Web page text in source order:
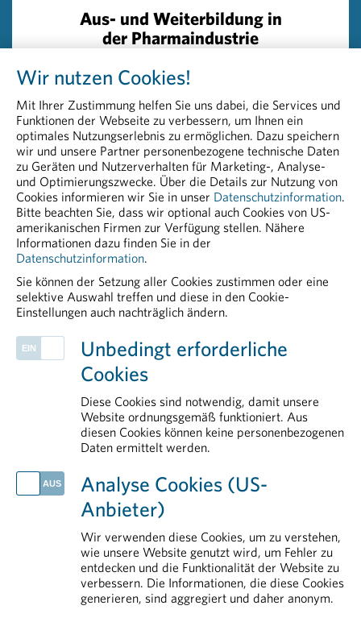
pharmazeutischer Industrie ist essenziell, um
medizinischen und gesellschaftlichen Fortschritt zu
gewährleisten. „Wir freuen uns, gemeinsam mit Herrn
Szekeres und der Österreichischen Ärztekammer die
Lebensqualität der heimischen Bevölkerung weiter zu
verbessern und das Gesundheitswesen nachhaltig
weiterzuentwickeln“, so Munte weiter.
Die Pharmig sendet zudem Glückwünsche an die
Vizepräsidenten Dr. Herwig Lindner, Dr. Johannes
Steinhart und Dr. Harald Mayer.
Klinische Forschung
Patient Advocacy
Plasmaproteine
Public Affairs und Market Access
Legal & Compliance
Europas klinische Forschung steht unter Druck
PHARMIG Facts & Figures 2026
Zollpolitik gefährdet Medikamentenversorgung und Standort
Life Sciences in Österreich: Der Standort braucht Rückenwind
IM DETAIL
Aus- und Weiterbildung in
der Pharmaindustrie
Die PHARMIG Academy bietet
Pharma- und Life-Sciences-
Branche in Österreich. Im Fokus
stehen Kurse und Lehrgänge für
Fach- und Führungskräfte der
Industrie.
Der zweitägige englischsprachige
Kurs„Foundations of Drug Safety
and Pharmacovigilance“bietet
einen praxisnahen Einstieg in die
Arzneimittelsicherheit und
Pharmakovigilanz – ideal für
Fachkräfte im Bereich PV und
angrenzenden Funktionen.
>> Details und Anmeldung:
Foundations of Drug Safety and
Wir nutzen Cookies!
Mit Ihrer Zustimmung helfen Sie uns dabei, die Services und
Funktionen der Webseite zu verbessern, um Ihnen ein
optimales Nutzungserlebnis zu ermöglichen. Dazu speichern
wir und unsere Partner personenbezogene technische Daten
zu Geräten und Nutzerverhalten für Marketing-, Analyse-
und Optimierungszwecke. Über die Details zur Nutzung von
Cookies informieren wir Sie in unser Datenschutzinformation.
Bitte beachten Sie, dass wir optional auch Cookies von US-
amerikanischen Firmen zur Verfügung stellen. Nähere
Informationen dazu finden Sie in der
Datenschutzinformation.
Sie können der Setzung aller Cookies zustimmen oder eine
selektive Auswahl treffen und diese in den Cookie-
Einstellungen auch nachträglich ändern.
Unbedingt erforderliche
Cookies
Diese Cookies sind notwendig, damit unsere
Website ordnungsgemäß funktioniert. Aus
diesen Cookies können keine personenbezogenen
Daten ermittelt werden.
Analyse Cookies (US-
Anbieter)
Wir verwenden diese Cookies, um zu verstehen,
wie unsere Website genutzt wird, um Fehler zu
entdecken und die Funktionalität der Website zu
verbessern. Die Informationen, die diese Cookies
generieren, sind aggregiert und daher anonym.